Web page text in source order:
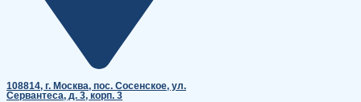
108814, г. Москва, поc. Сосенское, ул.
Сервантеса, д. 3, корп. 3